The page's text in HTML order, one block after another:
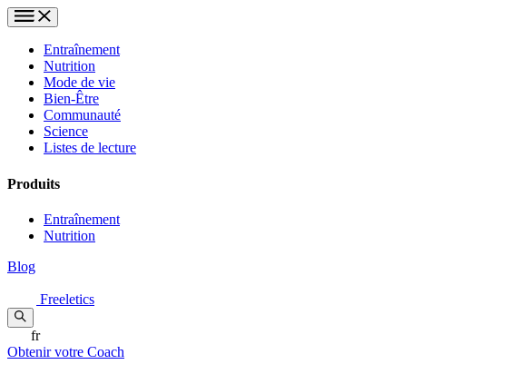
Entraînement
Nutrition
Mode de vie
Bien-Être
Communauté
Science
Listes de lecture
Produits
Entraînement
Nutrition
Blog
Freeletics
fr
Obtenir votre Coach